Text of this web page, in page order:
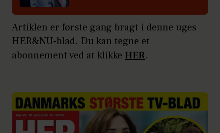
Artiklen er første gang bragt i denne uges
HER&NU-blad. Du kan tegne et
abonnement ved at klikke HER.